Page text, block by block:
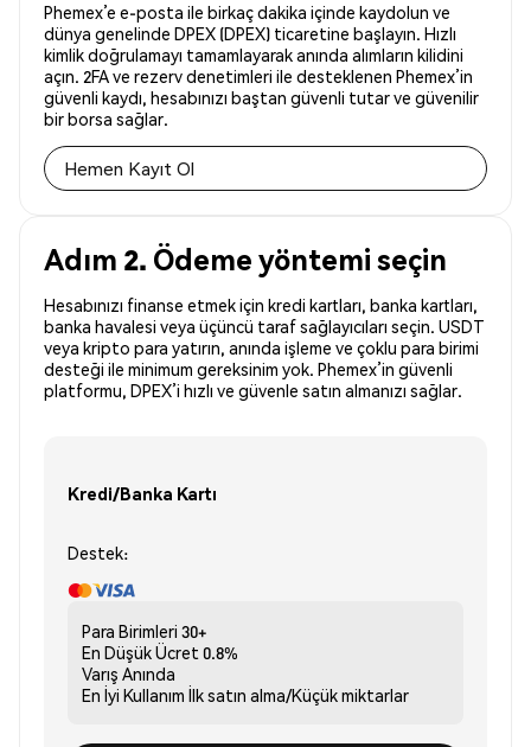
Phemex’e e-posta ile birkaç dakika içinde kaydolun ve
dünya genelinde DPEX (DPEX) ticaretine başlayın. Hızlı
kimlik doğrulamayı tamamlayarak anında alımların kilidini
açın. 2FA ve rezerv denetimleri ile desteklenen Phemex’in
güvenli kaydı, hesabınızı baştan güvenli tutar ve güvenilir
bir borsa sağlar.
Hemen Kayıt Ol
Adım 2. Ödeme yöntemi seçin
Hesabınızı finanse etmek için kredi kartları, banka kartları,
banka havalesi veya üçüncü taraf sağlayıcıları seçin. USDT
veya kripto para yatırın, anında işleme ve çoklu para birimi
desteği ile minimum gereksinim yok. Phemex’in güvenli
platformu, DPEX’i hızlı ve güvenle satın almanızı sağlar.
Kredi/Banka Kartı
Destek:
Para Birimleri 30+
En Düşük Ücret 0.8%
Varış Anında
En İyi Kullanım İlk satın alma/Küçük miktarlar